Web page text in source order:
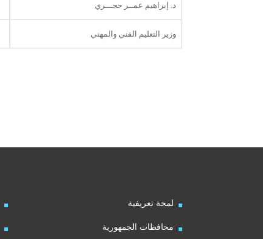
د. إبراهيم عمــر حجـــري
وزير التعليم الفني والمهني
لمحة تعريفية
محافظات الجمهورية